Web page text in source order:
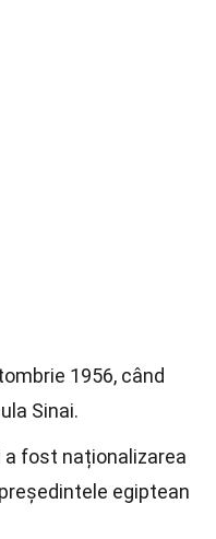
1956, când
Sinai.
a fost naționalizarea
egiptean